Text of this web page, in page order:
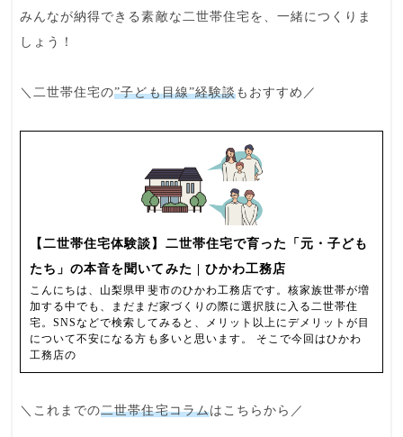
みんなが納得できる素敵な二世帯住宅を、一緒につくりま
しょう！
＼二世帯住宅の”子ども目線”経験談もおすすめ／
【二世帯住宅体験談】二世帯住宅で育った「元・子ども
たち」の本音を聞いてみた | ひかわ工務店
こんにちは、山梨県甲斐市のひかわ工務店です。核家族世帯が増
加する中でも、まだまだ家づくりの際に選択肢に入る二世帯住
宅。SNSなどで検索してみると、メリット以上にデメリットが目
について不安になる方も多いと思います。 そこで今回はひかわ
工務店の
＼これまでの二世帯住宅コラムはこちらから／